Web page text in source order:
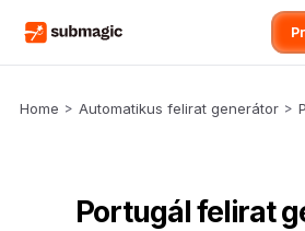
Home > Automatikus felirat generátor >
Portugál felirat